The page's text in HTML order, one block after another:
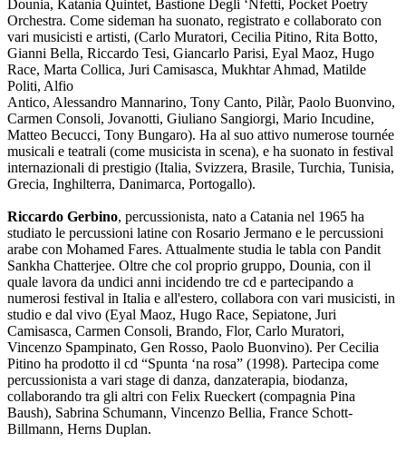
Dounia, Katania Quintet, Bastione Degli ‘Nfetti, Pocket Poetry
Orchestra. Come sideman ha suonato, registrato e collaborato con
vari musicisti e artisti, (Carlo Muratori, Cecilia Pitino, Rita Botto,
Gianni Bella, Riccardo Tesi, Giancarlo Parisi, Eyal Maoz, Hugo
Race, Marta Collica, Juri Camisasca, Mukhtar Ahmad, Matilde
Politi, Alfio
Antico, Alessandro Mannarino, Tony Canto, Pilàr, Paolo Buonvino,
Carmen Consoli, Jovanotti, Giuliano Sangiorgi, Mario Incudine,
Matteo Becucci, Tony Bungaro). Ha al suo attivo numerose tournée
musicali e teatrali (come musicista in scena), e ha suonato in festival
internazionali di prestigio (Italia, Svizzera, Brasile, Turchia, Tunisia,
Grecia, Inghilterra, Danimarca, Portogallo).
Riccardo Gerbino, percussionista, nato a Catania nel 1965 ha
studiato le percussioni latine con Rosario Jermano e le percussioni
arabe con Mohamed Fares. Attualmente studia le tabla con Pandit
Sankha Chatterjee. Oltre che col proprio gruppo, Dounia, con il
quale lavora da undici anni incidendo tre cd e partecipando a
numerosi festival in Italia e all'estero, collabora con vari musicisti, in
studio e dal vivo (Eyal Maoz, Hugo Race, Sepiatone, Juri
Camisasca, Carmen Consoli, Brando, Flor, Carlo Muratori,
Vincenzo Spampinato, Gen Rosso, Paolo Buonvino). Per Cecilia
Pitino ha prodotto il cd “Spunta ‘na rosa” (1998). Partecipa come
percussionista a vari stage di danza, danzaterapia, biodanza,
collaborando tra gli altri con Felix Rueckert (compagnia Pina
Baush), Sabrina Schumann, Vincenzo Bellia, France Schott-
Billmann, Herns Duplan.